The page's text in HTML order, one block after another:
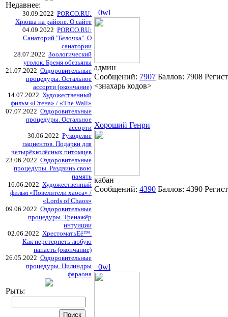
Недавнее:
30.09.2022 PORCO.RU:
Хрюша на районе. О сайте
04.09.2022 PORCO.RU:
Санаторий "Белочка". О
санатории
28.07.2022 Зоологический
уголок. Бремя обезьяны
21.07.2022 Оздоровительные
процедуры. Остальное
ассорти (окончание)
14.07.2022 Художественный
фильм «Стена» / «The Wall»
07.07.2022 Оздоровительные
процедуры. Остальное
ассорти
30.06.2022 Рукоделие
пациентов. Подарки для
четырёхколёсных питомцев
23.06.2022 Оздоровительные
процедуры. Раздвинь свою
память
16.06.2022 Художественный
фильм «Повелители хаоса» /
«Lords of Chaos»
09.06.2022 Оздоровительные
процедуры. Тренажёр
интуиции
02.06.2022 ХрестоматьЕё™.
Как перетерпеть любую
напасть (окончание)
26.05.2022 Оздоровительные
процедуры. Цилиндры
фараона
Рыть:
_0wl
админ
Сообщений: 7907 Баллов: 7908
<знахарь кодов>
Хороший Генри
кабан
Сообщений: 4390 Баллов: 4390
_0wl